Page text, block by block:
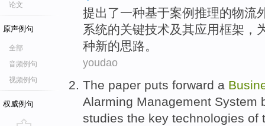
论文
原声例句
全部
音频例句
视频例句
权威例句
提出了一种基于案例 推理的物流
系统的关键技术及其应用框架，
种新的思路。
youdao
The paper puts forward a
Alarming Management System
studies the key technologies of